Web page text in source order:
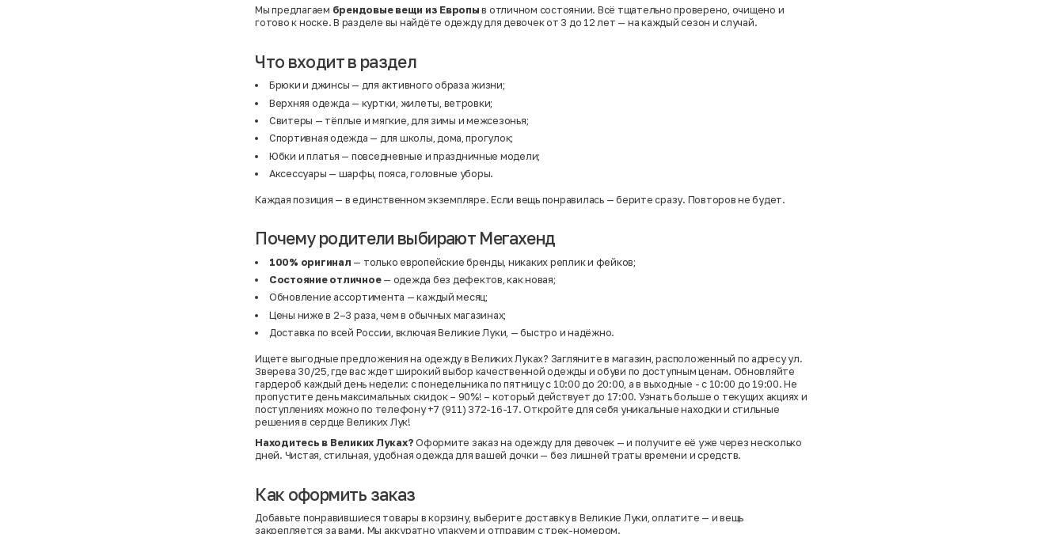
Мы предлагаем брендовые вещи из Европы в отличном состоянии. Всё тщательно проверено, очищено и
готово к носке. В разделе вы найдёте одежду для девочек от 3 до 12 лет — на каждый сезон и случай.
Что входит в раздел
Брюки и джинсы — для активного образа жизни;
Верхняя одежда — куртки, жилеты, ветровки;
Свитеры — тёплые и мягкие, для зимы и межсезонья;
Спортивная одежда — для школы, дома, прогулок;
Юбки и платья — повседневные и праздничные модели;
Аксессуары — шарфы, пояса, головные уборы.
Каждая позиция — в единственном экземпляре. Если вещь понравилась — берите сразу. Повторов не будет.
Почему родители выбирают Мегахенд
100% оригинал — только европейские бренды, никаких реплик и фейков;
Состояние отличное— одежда без дефектов, как новая;
Обновление ассортимента — каждый месяц;
Цены ниже в 2–3 раза, чем в обычных магазинах;
Доставка по всей России, включая Великие Луки, — быстро и надёжно.
Ищете выгодные предложения на одежду в Великих Луках? Загляните в магазин, расположенный по адресу ул.
Зверева 30/25, где вас ждет широкий выбор качественной одежды и обуви по доступным ценам. Обновляйте
гардероб каждый день недели: с понедельника по пятницу с 10:00 до 20:00, а в выходные - с 10:00 до 19:00. Не
пропустите день максимальных скидок – 90%! – который действует до 17:00. Узнать больше о текущих акциях и
поступлениях можно по телефону +7 (911) 372-16-17. Откройте для себя уникальные находки и стильные
решения в сердце Великих Лук!
Находитесь в Великих Луках? Оформите заказ на одежду для девочек — и получите её уже через несколько
дней. Чистая, стильная, удобная одежда для вашей дочки — без лишней траты времени и средств.
Как оформить заказ
Добавьте понравившиеся товары в корзину, выберите доставку в Великие Луки, оплатите — и вещь
закрепляется за вами. Мы аккуратно упакуем и отправим с трек-номером.